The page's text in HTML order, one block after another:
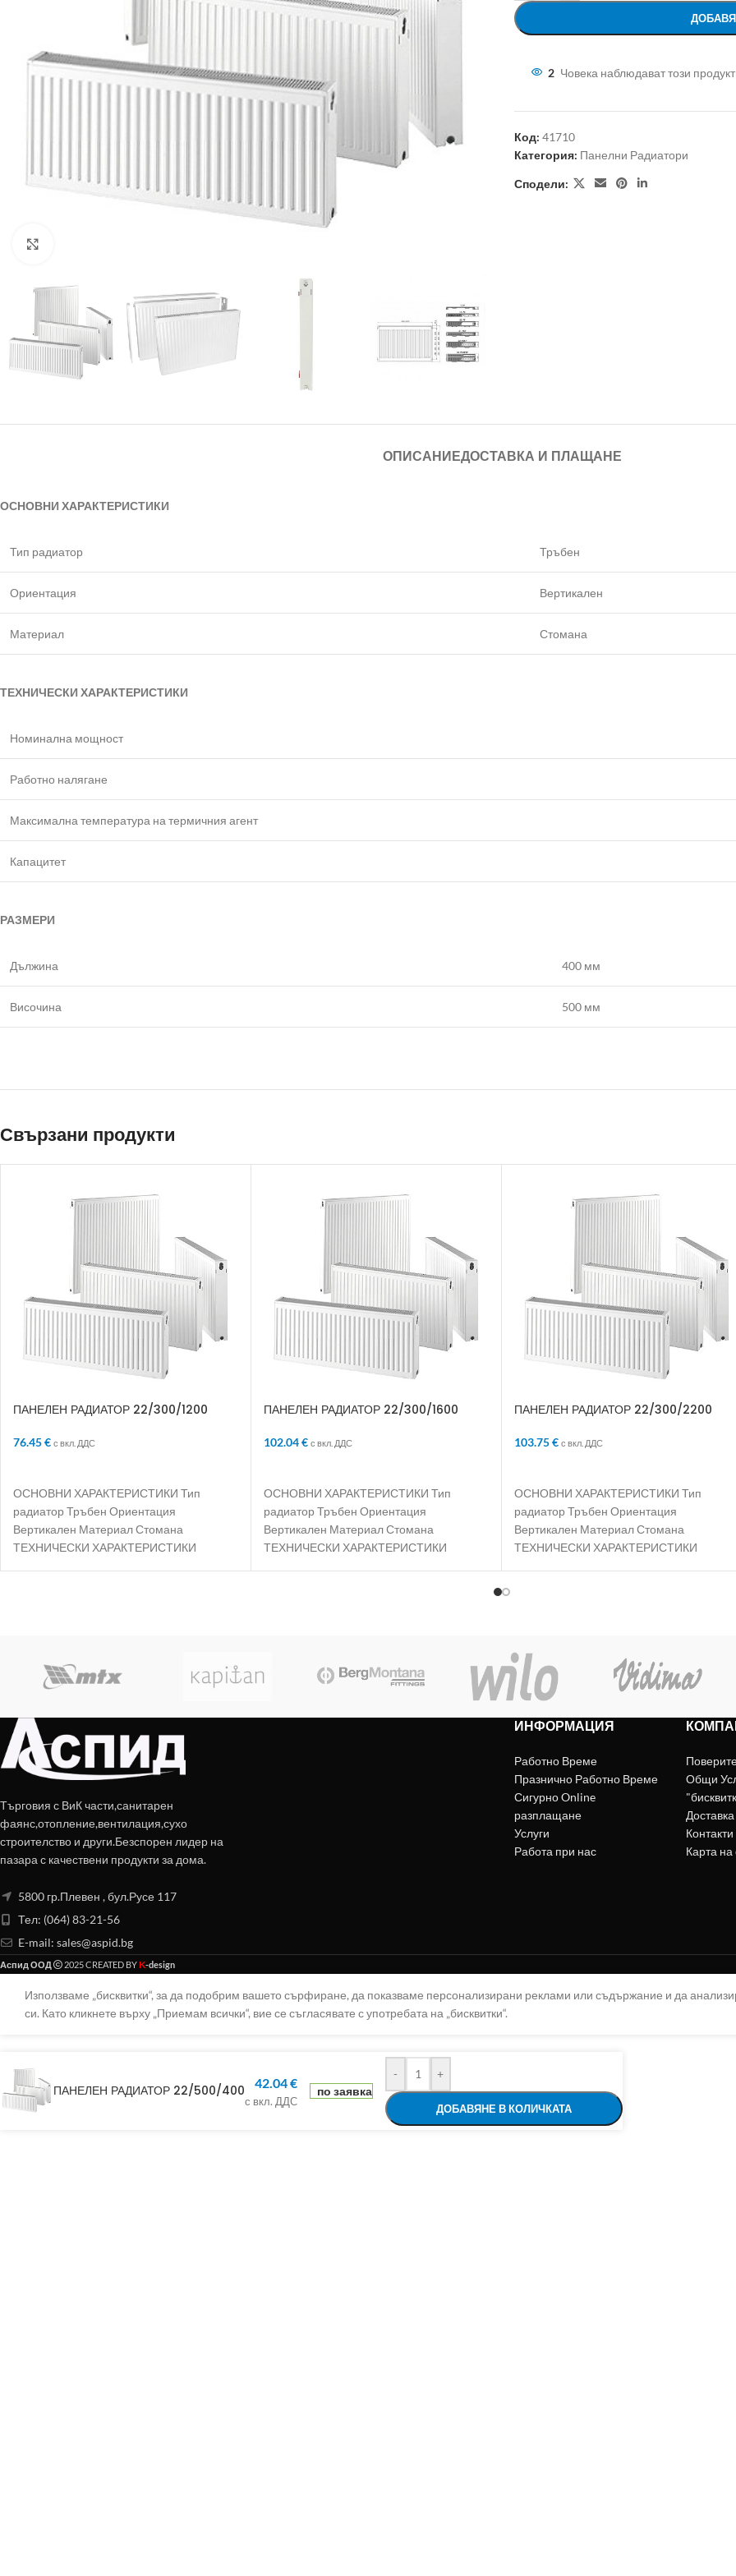
2 Човека наблюдават този продукт
Код: 41710
Категория: Панелни Радиатори
Сподели:
ОПИСАНИЕДОСТАВКА И ПЛАЩАНЕ
ОСНОВНИ ХАРАКТЕРИСТИКИ
Тип радиатор Тръбен
Ориентация Вертикален
Материал Стомана
ТЕХНИЧЕСКИ ХАРАКТЕРИСТИКИ
Номинална мощност
Работно налягане
Максимална температура на термичния агент
Капацитет
РАЗМЕРИ
Дължина 400 мм
Височина 500 мм
Свързани продукти
ПАНЕЛЕН РАДИАТОР 22/300/1200
76.45€ с вкл. ДДС
ОСНОВНИ ХАРАКТЕРИСТИКИ Тип
радиатор Тръбен Ориентация
Вертикален Материал Стомана
ТЕХНИЧЕСКИ ХАРАКТЕРИСТИКИ
ПАНЕЛЕН РАДИАТОР 22/300/1600
102.04€ с вкл. ДДС
ОСНОВНИ ХАРАКТЕРИСТИКИ Тип
радиатор Тръбен Ориентация
Вертикален Материал Стомана
ТЕХНИЧЕСКИ ХАРАКТЕРИСТИКИ
ПАНЕЛЕН РАДИАТОР 22/300/2200
103.75€ с вкл. ДДС
ОСНОВНИ ХАРАКТЕРИСТИКИ Тип
радиатор Тръбен Ориентация
Вертикален Материал Стомана
ТЕХНИЧЕСКИ ХАРАКТЕРИСТИКИ
Търговия с ВиК части,санитарен
фаянс,отопление,вентилация,сухо
строителство и други.Безспорен лидер на
пазара с качествени продукти за дома.
5800 гр.Плевен , бул.Русе 117
Тел: (064) 83-21-56
E-mail: sales@aspid.bg
ИНФОРМАЦИЯ
Работно Време
Празнично Работно Време
Сигурно Online
разплащане
Услуги
Работа при нас
Общи
Доставка
Контакти
Карта на
Аспид ООД 2025 CREATED BY K-design
Използваме „бисквитки“, за да подобрим вашето сърфиране, да показваме персонализирани реклами или съдържание и да
си. Като кликнете върху „Приемам всички“, вие се съгласявате с употребата на „бисквитки“.
ПАНЕЛЕН РАДИАТОР 22/500/400 42.04€
с вкл. ДДС
по заявка
- +
ДОБАВЯНЕ В КОЛИЧКАТА